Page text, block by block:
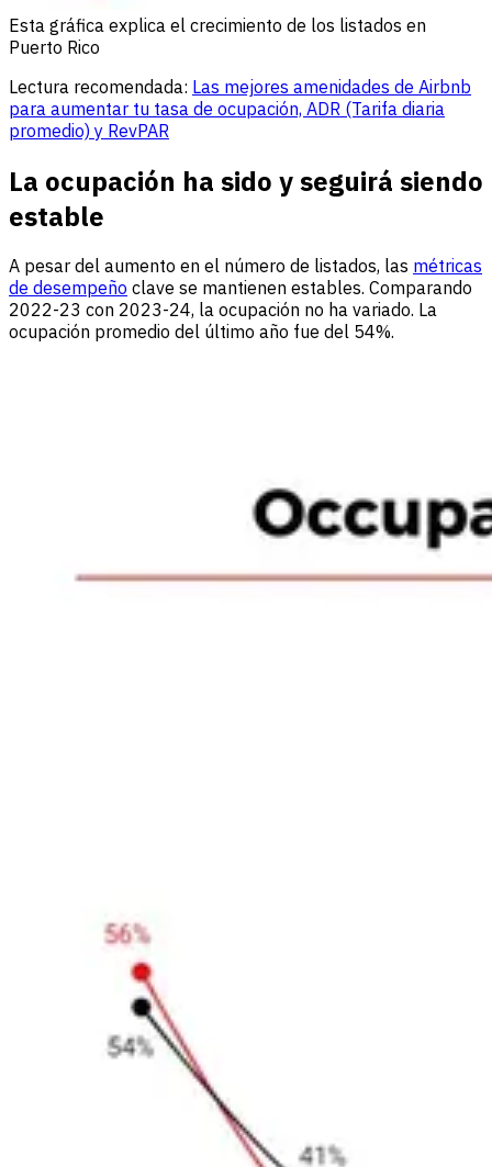
Esta gráfica explica el crecimiento de los listados en
Puerto Rico
Lectura recomendada: Las mejores amenidades de Airbnb
para aumentar tu tasa de ocupación, ADR (Tarifa diaria
promedio) y RevPAR
La ocupación ha sido y seguirá siendo
estable
A pesar del aumento en el número de listados, las métricas
de desempeño clave se mantienen estables. Comparando
2022-23 con 2023-24, la ocupación no ha variado. La
ocupación promedio del último año fue del 54%.